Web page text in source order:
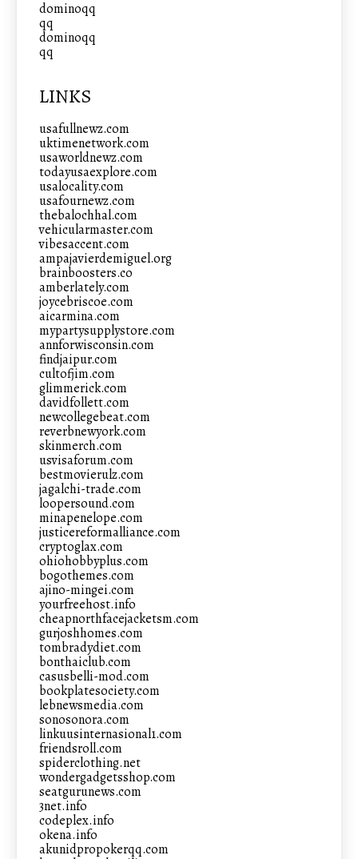
dominoqq
qq
dominoqq
qq
LINKS
usafullnewz.com
uktimenetwork.com
usaworldnewz.com
todayusaexplore.com
usalocality.com
usafournewz.com
thebalochhal.com
vehicularmaster.com
vibesaccent.com
ampajavierdemiguel.org
brainboosters.co
amberlately.com
joycebriscoe.com
aicarmina.com
mypartysupplystore.com
annforwisconsin.com
findjaipur.com
cultofjim.com
glimmerick.com
davidfollett.com
newcollegebeat.com
reverbnewyork.com
skinmerch.com
usvisaforum.com
bestmovierulz.com
jagalchi-trade.com
loopersound.com
minapenelope.com
justicereformalliance.com
cryptoglax.com
ohiohobbyplus.com
bogothemes.com
ajino-mingei.com
yourfreehost.info
cheapnorthfacejacketsm.com
gurjoshhomes.com
tombradydiet.com
bonthaiclub.com
casusbelli-mod.com
bookplatesociety.com
lebnewsmedia.com
sonosonora.com
linkuusinternasional1.com
friendsroll.com
spiderclothing.net
wondergadgetsshop.com
seatgurunews.com
3net.info
codeplex.info
okena.info
akunidpropokerqq.com